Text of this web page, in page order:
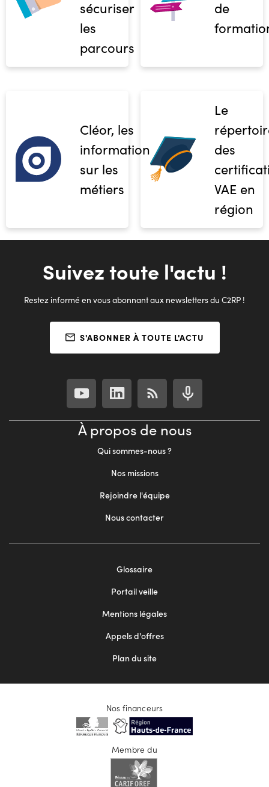
sécuriser
les
parcours
de
Cléor, les
informations
sur les
métiers
Le
des
VAE en
région
Suivez toute l'actu !
Restez informé en vous abonnant aux newsletters du C2RP !
S'ABONNER À TOUTE L'ACTU
À propos de nous
Qui sommes-nous ?
Nos missions
Rejoindre l'équipe
Nous contacter
Glossaire
Portail veille
Mentions légales
Appels d'offres
Plan du site
Nos financeurs
Membre du